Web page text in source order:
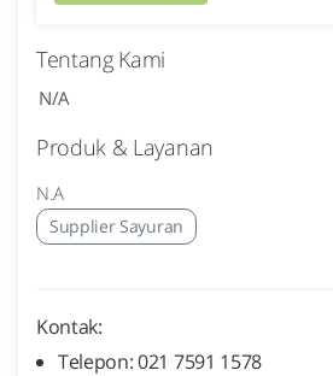
Tentang Kami
N/A
Produk & Layanan
N.A
Supplier Sayuran
Kontak:
Telepon: 021 7591 1578